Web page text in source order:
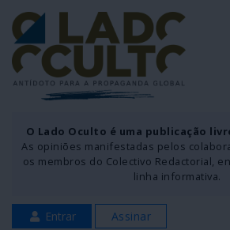
O Lado Oculto é uma publicação
As opiniões manifestadas pelos
os membros do Colectivo Redactorial,
linha informativa.
Entrar Assinar